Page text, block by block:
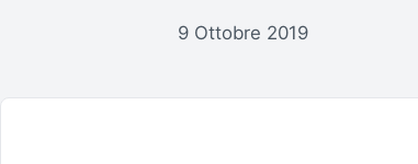
9 Ottobre 2019